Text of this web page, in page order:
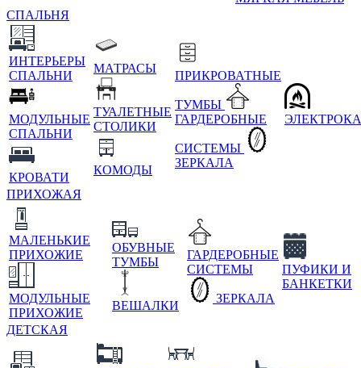
СПАЛЬНЯ
ИНТЕРЬЕРЫ
СПАЛЬНИ
МОДУЛЬНЫЕ
СПАЛЬНИ
КРОВАТИ
МАТРАСЫ
ТУАЛЕТНЫЕ
СТОЛИКИ
КОМОДЫ
ПРИКРОВАТНЫЕ
ТУМБЫ
ГАРДЕРОБНЫЕ
СИСТЕМЫ
ЗЕРКАЛА
ПРИХОЖАЯ
МАЛЕНЬКИЕ
ПРИХОЖИЕ
МОДУЛЬНЫЕ
ПРИХОЖИЕ
ОБУВНЫЕ
ТУМБЫ
ВЕШАЛКИ
ГАРДЕРОБНЫЕ
СИСТЕМЫ
ЗЕРКАЛА
ПУФИКИ И
БАНКЕТКИ
ДЕТСКАЯ